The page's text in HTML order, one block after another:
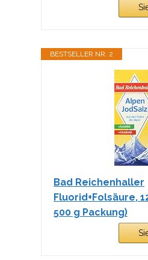
BESTSELLER NR. 2
Bad Reichenhaller
Fluorid+Folsäure,
500 g Packung)